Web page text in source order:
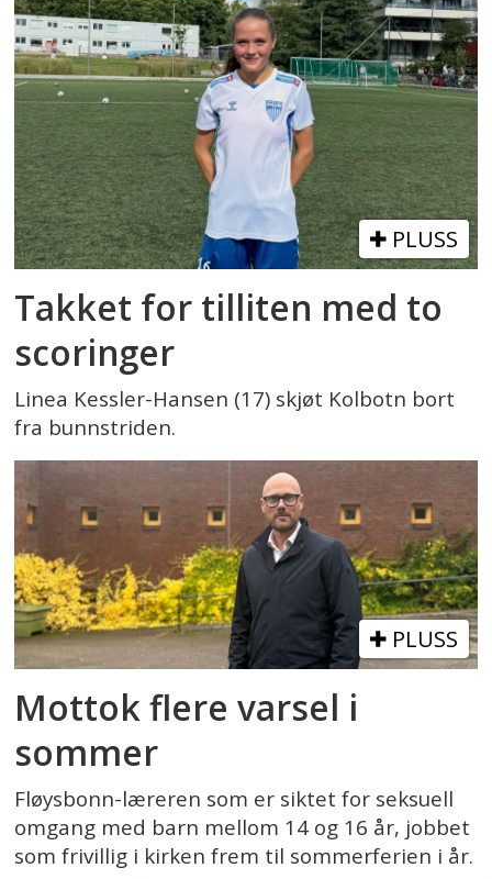
PLUSS
Takket for tilliten med to
scoringer
Linea Kessler-Hansen (17) skjøt Kolbotn bort
fra bunnstriden.
PLUSS
Mottok flere varsel i
sommer
Fløysbonn-læreren som er siktet for seksuell
omgang med barn mellom 14 og 16 år, jobbet
som frivillig i kirken frem til sommerferien i år.